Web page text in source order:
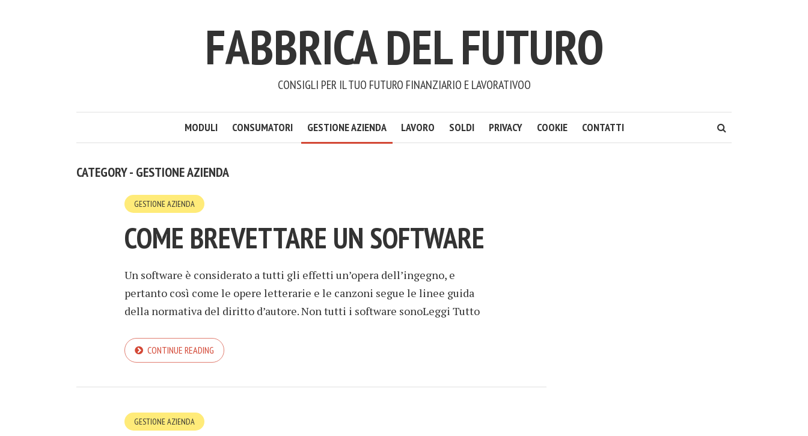
FABBRICA DEL FUTURO
CONSIGLI PER IL TUO FUTURO FINANZIARIO E LAVORATIVOO
MODULI CONSUMATORI GESTIONE AZIENDA LAVORO SOLDI PRIVACY COOKIE CONTATTI
CATEGORY - GESTIONE AZIENDA
GESTIONE AZIENDA
COME BREVETTARE UN SOFTWARE
Un software è considerato a tutti gli effetti un’opera dell’ingegno, e
pertanto così come le opere letterarie e le canzoni segue le linee guida
della normativa del diritto d’autore. Non tutti i software sonoLeggi Tutto
CONTINUE READING
GESTIONE AZIENDA